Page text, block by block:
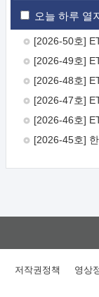
오늘 하루 열
저작권정책 영상